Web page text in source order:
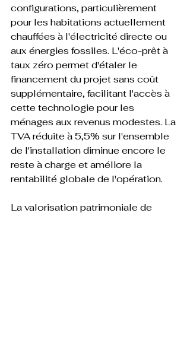
configurations, particulièrement
pour les habitations actuellement
chauffées à l'électricité directe ou
aux énergies fossiles. L'éco-prêt à
taux zéro permet d'étaler le
financement du projet sans coût
supplémentaire, facilitant l'accès à
cette technologie pour les
ménages aux revenus modestes. La
TVA réduite à 5,5% sur l'ensemble
de l'installation diminue encore le
reste à charge et améliore la
rentabilité globale de l'opération.
La valorisation patrimoniale de